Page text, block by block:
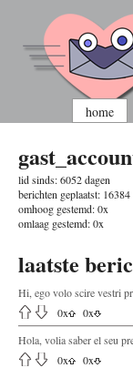
home
lid sinds:6052 dagen
berichten geplaatst: 16384
omhoog gestemd:0x
omlaag gestemd:0x
laatste
Hi, ego volo scire vestri
0x 0x
Hola, volia saber el seu
0x 0x